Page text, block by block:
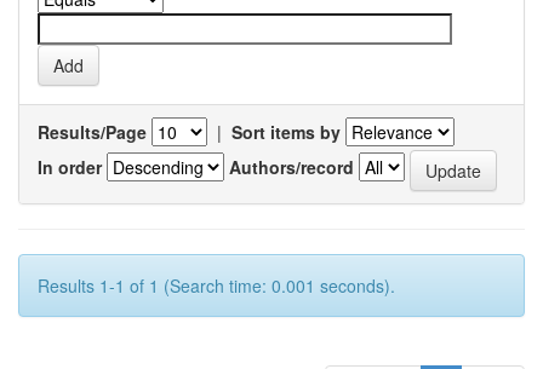
Results/Page | Sort items by
In order
Authors/record
Results 1-1 of 1 (Search time: 0.001 seconds).